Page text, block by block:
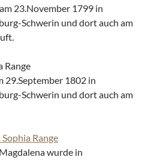
23.November 1799 in
Schwerin und dort auch am
Range
29.September 1802 in
Schwerin und dort auch am
Range
wurde in